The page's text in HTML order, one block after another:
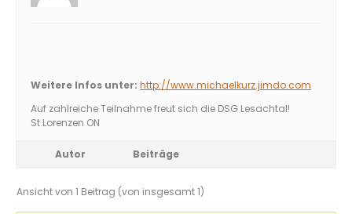
Weitere Infos unter: http://www.michaelkurz.jimdo.com
Auf zahlreiche Teilnahme freut sich die DSG Lesachtal!
St.Lorenzen ON
Autor Beiträge
Ansicht von 1 Beitrag (von insgesamt 1)